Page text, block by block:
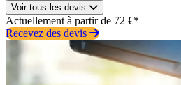
Voir tous les devis
Actuellement à partir de 72 €*
Recevez des devis